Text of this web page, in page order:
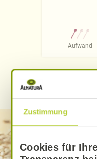
Zustimmung
Cookies für
Aufwand
WEITERE